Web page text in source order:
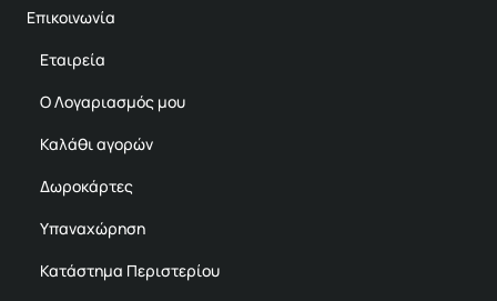
Επικοινωνία
Εταιρεία
Ο Λογαριασμός μου
Καλάθι αγορών
Δωροκάρτες
Υπαναχώρηση
Κατάστημα Περιστερίου